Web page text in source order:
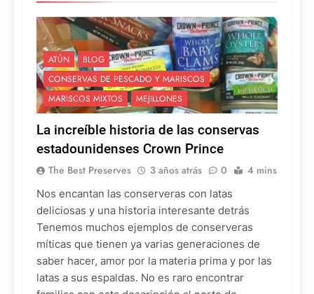
ATÚN
BLOG
CONSERVAS DE PESCADO Y MARISCOS
MARISCOS MIXTOS
MEJILLONES
La increíble historia de las conservas
estadounidenses Crown Prince
The Best Preserves 3 años atrás 0 4 mins
Nos encantan las conserveras con latas
deliciosas y una historia interesante detrás
Tenemos muchos ejemplos de conserveras
míticas que tienen ya varias generaciones de
saber hacer, amor por la materia prima y por las
latas a sus espaldas. No es raro encontrar